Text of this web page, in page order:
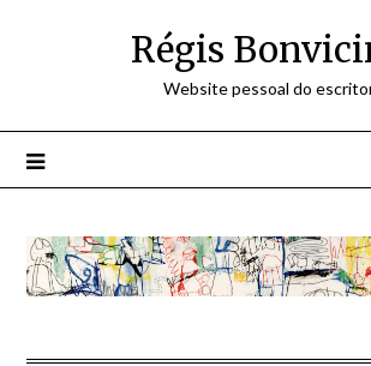
Régis
Website pessoal do